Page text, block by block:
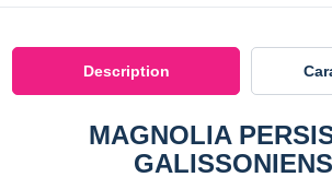
Description
MAGNOLIA